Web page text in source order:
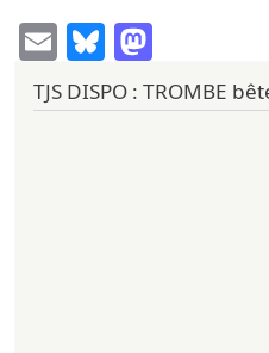
EmailBluesky
TJS DISPO : TROMBE